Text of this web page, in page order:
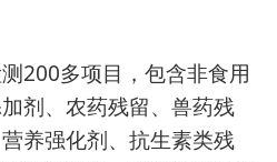
200多项目，包含非食用
剂、农药残留、兽药残
养强化剂、抗生素类残